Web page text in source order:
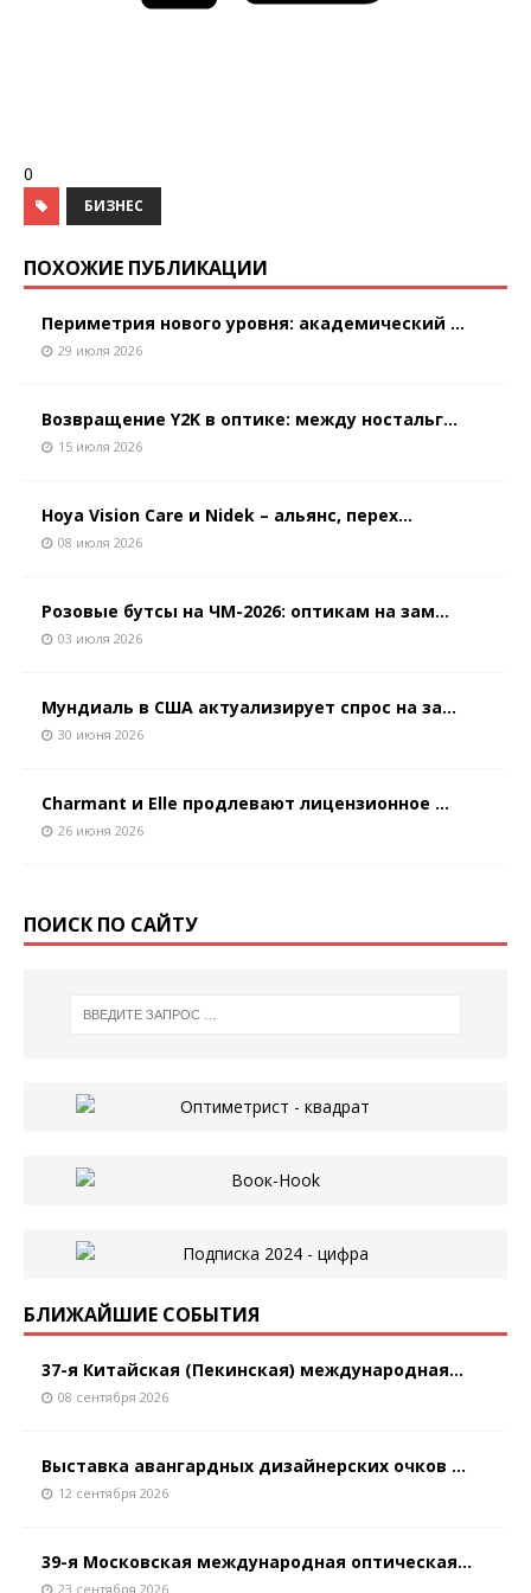
0
БИЗНЕС
ПОХОЖИЕ ПУБЛИКАЦИИ
Периметрия нового уровня: академический ...
29 июля 2026
Возвращение Y2K в оптике: между ностальг...
15 июля 2026
Hoya Vision Care и Nidek – альянс, перех...
08 июля 2026
Розовые бутсы на ЧМ-2026: оптикам на зам...
03 июля 2026
Мундиаль в США актуализирует спрос на за...
30 июня 2026
Charmant и Elle продлевают лицензионное ...
26 июня 2026
ПОИСК ПО САЙТУ
БЛИЖАЙШИЕ СОБЫТИЯ
37-я Китайская (Пекинская) международная...
08 сентября 2026
Выставка авангардных дизайнерских очков ...
12 сентября 2026
39-я Московская международная оптическая...
23 сентября 2026